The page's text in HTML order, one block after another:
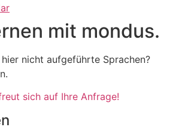
mit mondus.
nicht aufgeführte Sprachen?
sich auf Ihre Anfrage!